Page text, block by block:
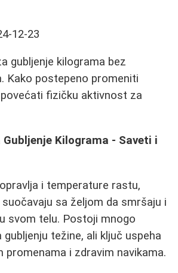
12-23
gubljenje kilograma bez
Kako postepeno promeniti
fizičku aktivnost za
Kilograma - Saveti i
i temperature rastu,
sa željom da smršaju i
svom telu. Postoji mnogo
težine, ali ključ uspeha
promenama i zdravim navikama.